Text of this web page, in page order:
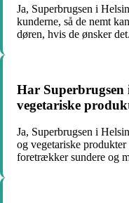
Ja, Superbrugsen i
kunderne, så de nemt
døren, hvis de ønsker det.
Har Superbrugsen
vegetariske
Ja, Superbrugsen i
og vegetariske
foretrækker sundere og